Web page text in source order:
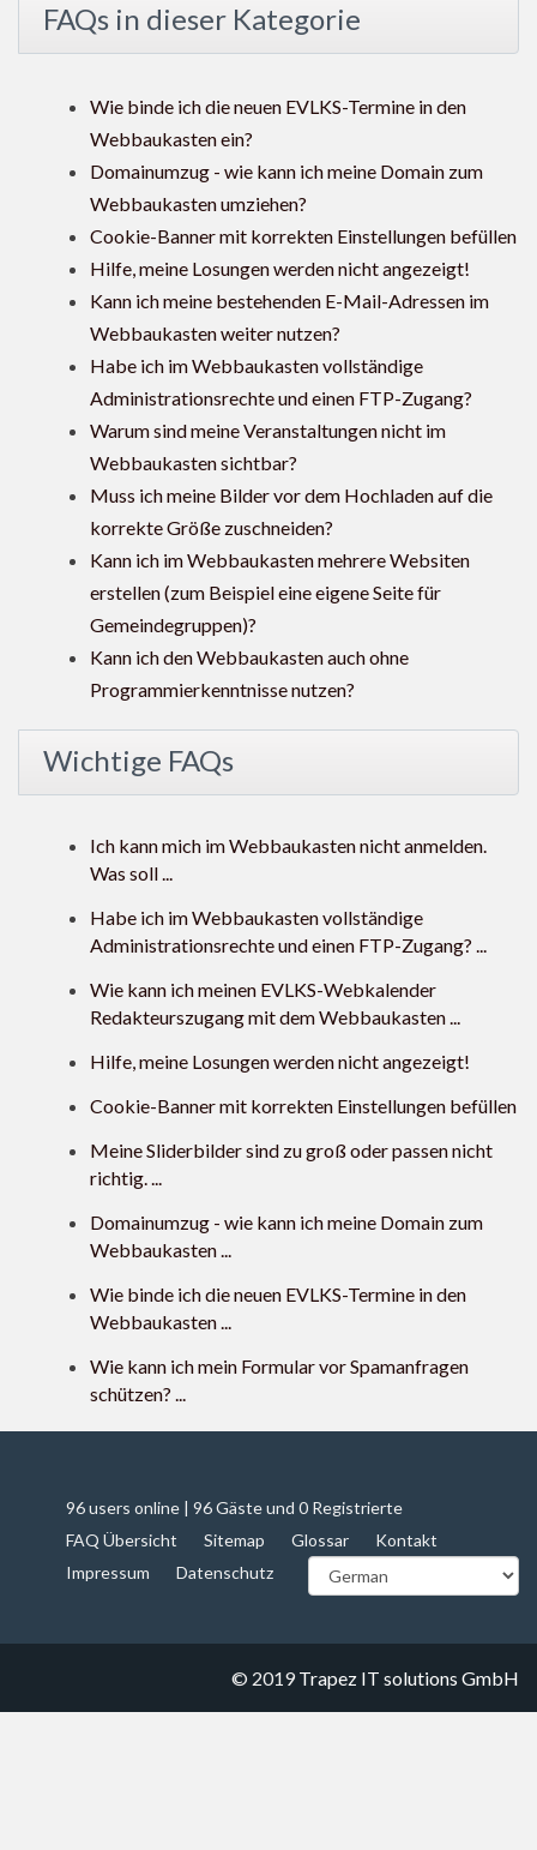
FAQs in dieser Kategorie
Wie binde ich die neuen EVLKS-Termine in den
Webbaukasten ein?
Domainumzug - wie kann ich meine Domain zum
Webbaukasten umziehen?
Cookie-Banner mit korrekten Einstellungen befüllen
Hilfe, meine Losungen werden nicht angezeigt!
Kann ich meine bestehenden E-Mail-Adressen im
Webbaukasten weiter nutzen?
Habe ich im Webbaukasten vollständige
Administrationsrechte und einen FTP-Zugang?
Warum sind meine Veranstaltungen nicht im
Webbaukasten sichtbar?
Muss ich meine Bilder vor dem Hochladen auf die
korrekte Größe zuschneiden?
Kann ich im Webbaukasten mehrere Websiten
erstellen (zum Beispiel eine eigene Seite für
Gemeindegruppen)?
Kann ich den Webbaukasten auch ohne
Programmierkenntnisse nutzen?
Wichtige FAQs
Ich kann mich im Webbaukasten nicht anmelden.
Was soll ...
Habe ich im Webbaukasten vollständige
Administrationsrechte und einen FTP-Zugang? ...
Wie kann ich meinen EVLKS-Webkalender
Redakteurszugang mit dem Webbaukasten ...
Hilfe, meine Losungen werden nicht angezeigt!
Cookie-Banner mit korrekten Einstellungen befüllen
Meine Sliderbilder sind zu groß oder passen nicht
richtig. ...
Domainumzug - wie kann ich meine Domain zum
Webbaukasten ...
Wie binde ich die neuen EVLKS-Termine in den
Webbaukasten ...
Wie kann ich mein Formular vor Spamanfragen
schützen? ...
96 users online | 96 Gäste und 0 Registrierte
FAQ Übersicht
Sitemap Glossar
Kontakt
Impressum
Datenschutz
© 2019Trapez IT solutions GmbH